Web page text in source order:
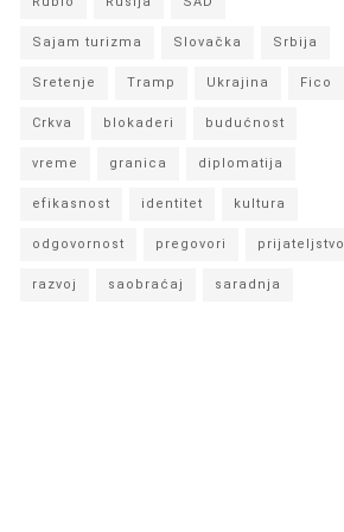
Sajam turizma Slovačka Srbija
Sretenje Tramp Ukrajina Fico
Crkva blokaderi budućnost
vreme granica diplomatija
efikasnost identitet kultura
odgovornost pregovori prijateljstvo
razvoj saobraćaj saradnja